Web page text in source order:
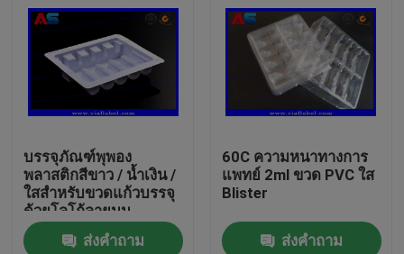
เกี่ยวกับเรา
ทัวร์โรงงาน
ควบคุมคุณภาพ
ติดต่อเรา
บรรจุภัณฑ์พุพอง
พลาสติกสีขาว / น้ำเงิน /
ใสสำหรับขวดแก้วบรรจุ
ด้วยโลโก้ลายนูน
ส่งคำถาม
60C ความหนาทางการ
แพทย์ 2ml ขวด PVC ใส
Blister
ส่งคำถาม